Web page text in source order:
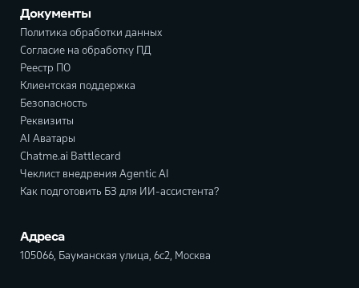
Документы
Политика обработки данных
Согласие на обработку ПД
Реестр ПО
Клиентская поддержка
Безопасность
Реквизиты
AI Аватары
Chatme.ai Battlecard
Чеклист внедрения Agentic AI
Как подготовить БЗ для ИИ-ассистента?
Адреса
105066, Бауманская улица, 6с2, Москва